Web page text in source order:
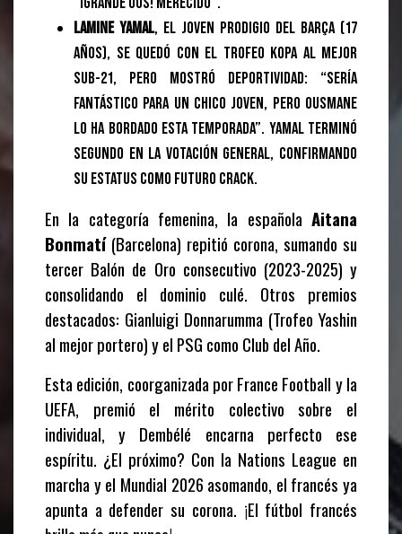
Lamine Yamal, el joven prodigio del Barça (17
años), se quedó con el Trofeo Kopa al mejor
sub-21, pero mostró deportividad: “Sería
fantástico para un chico joven, pero Ousmane
lo ha bordado esta temporada”. Yamal terminó
segundo en la votación general, confirmando
su estatus como futuro crack.
En la categoría femenina, la española Aitana
Bonmatí(Barcelona) repitió corona, sumando su
tercer Balón de Oro consecutivo (2023-2025) y
consolidando el dominio culé. Otros premios
destacados: Gianluigi Donnarumma (Trofeo Yashin
al mejor portero) y el PSG como Club del Año.
Esta edición, coorganizada por France Football y la
UEFA, premió el mérito colectivo sobre el
individual, y Dembélé encarna perfecto ese
espíritu. ¿El próximo? Con la Nations League en
marcha y el Mundial 2026 asomando, el francés ya
apunta a defender su corona. ¡El fútbol francés